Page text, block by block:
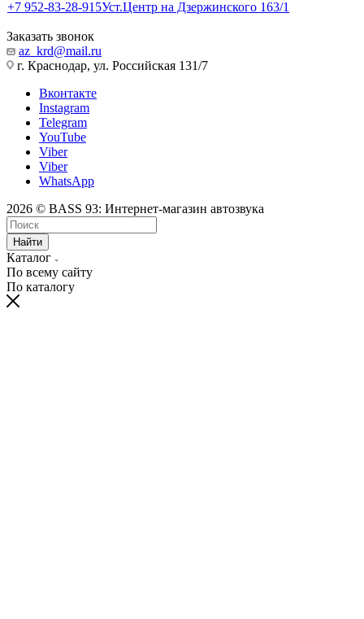
+7 952-83-28-915Уст.Центр на Дзержинского 163/1
Заказать звонок
az_krd@mail.ru
г. Краснодар, ул. Российская 131/7
Вконтакте
Instagram
Telegram
YouTube
Viber
Viber
WhatsApp
2026 © BASS 93: Интернет-магазин автозвука
Найти
Каталог
По всему сайту
По каталогу